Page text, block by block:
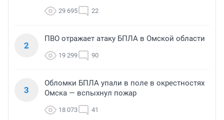
29 695 22
2
ПВО отражает атаку БПЛА в Омской области
19 299 90
3
Обломки БПЛА упали в поле в окрестностях
Омска — вспыхнул пожар
18 073 41